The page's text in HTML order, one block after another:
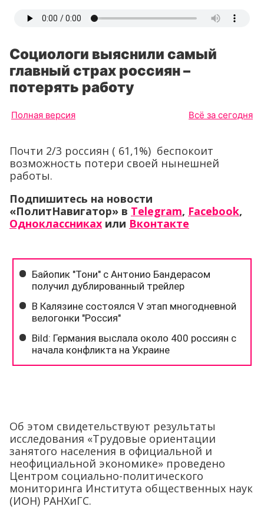
Социологи выяснили самый
главный страх россиян –
потерять работу
Полная версия Всё за сегодня
Почти 2/3 россиян ( 61,1%) беспокоит
возможность потери своей нынешней
работы.
Подпишитесь на новости
«ПолитНавигатор» в Telegram, Facebook,
Одноклассниках или Вконтакте
Об этом свидетельствуют результаты
исследования «Трудовые ориентации
занятого населения в официальной и
неофициальной экономике» проведено
Центром социально-политического
мониторинга Института общественных наук
(ИОН) РАНХиГС.